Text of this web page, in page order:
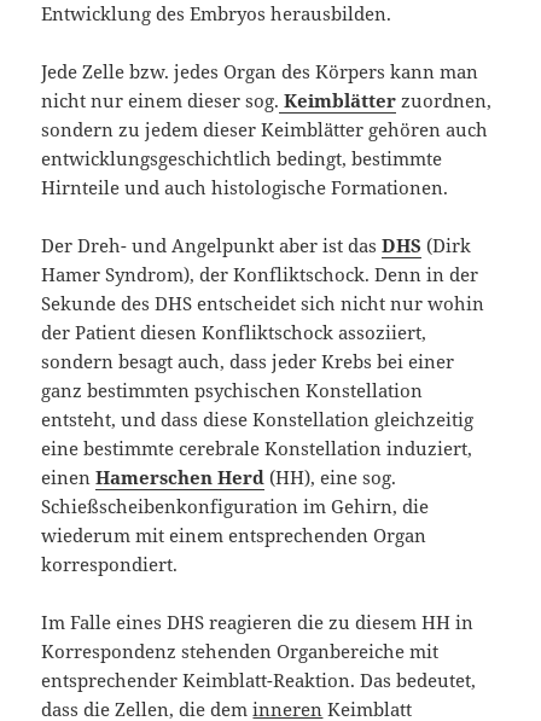
Entwicklung des Embryos herausbilden.
Jede Zelle bzw. jedes Organ des Körpers kann man
nicht nur einem dieser sog. Keimblätter zuordnen,
sondern zu jedem dieser Keimblätter gehören auch
entwicklungsgeschichtlich bedingt, bestimmte
Hirnteile und auch histologische Formationen.
Der Dreh- und Angelpunkt aber ist dasDHS (Dirk
Hamer Syndrom), der Konfliktschock. Denn in der
Sekunde des DHS entscheidet sich nicht nur wohin
der Patient diesen Konfliktschock assoziiert,
sondern besagt auch, dass jeder Krebs bei einer
ganz bestimmten psychischen Konstellation
entsteht, und dass diese Konstellation gleichzeitig
eine bestimmte cerebrale Konstellation induziert,
einenHamerschen Herd (HH), eine sog.
Schießscheibenkonfiguration im Gehirn, die
wiederum mit einem entsprechenden Organ
korrespondiert.
Im Falle eines DHS reagieren die zu diesem HH in
Korrespondenz stehenden Organbereiche mit
entsprechender Keimblatt-Reaktion. Das bedeutet,
dass die Zellen, die deminneren Keimblatt